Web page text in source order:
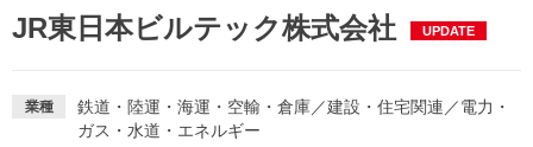
JR東日本ビルテック株式会社 UPDATE
業種 鉄道・陸運・海運・空輸・倉庫／建設・住宅関連 ／電力・
ガス・水道・エネルギー